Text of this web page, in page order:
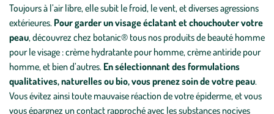
Toujours à l’air libre, elle subit le froid, le vent, et diverses agressions
extérieures. Pour garder un visage éclatant et chouchouter votre
peau, découvrez chez botanic® tous nos produits de beauté homme
pour le visage : crème hydratante pour homme, crème antiride pour
homme, et bien d’autres. En sélectionnant des formulations
qualitatives, naturelles ou bio, vous prenez soin de votre peau.
Vous évitez ainsi toute mauvaise réaction de votre épiderme, et vous
vous épargnez un contact rapproché avec les substances nocives